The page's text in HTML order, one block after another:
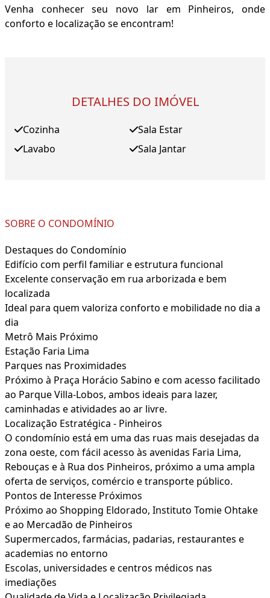
Venha conhecer seu novo lar em Pinheiros, onde
conforto e localização se encontram!
DETALHES DO IMÓVEL
Cozinha
Lavabo
Sala Estar
Sala Jantar
SOBRE O CONDOMÍNIO
Destaques do Condomínio
Edifício com perfil familiar e estrutura funcional
Excelente conservação em rua arborizada e bem
localizada
Ideal para quem valoriza conforto e mobilidade no dia a
dia
Metrô Mais Próximo
Estação Faria Lima
Parques nas Proximidades
Próximo à Praça Horácio Sabino e com acesso facilitado
ao Parque Villa-Lobos, ambos ideais para lazer,
caminhadas e atividades ao ar livre.
Localização Estratégica - Pinheiros
O condomínio está em uma das ruas mais desejadas da
zona oeste, com fácil acesso às avenidas Faria Lima,
Rebouças e à Rua dos Pinheiros, próximo a uma ampla
oferta de serviços, comércio e transporte público.
Pontos de Interesse Próximos
Próximo ao Shopping Eldorado, Instituto Tomie Ohtake
e ao Mercadão de Pinheiros
Supermercados, farmácias, padarias, restaurantes e
academias no entorno
Escolas, universidades e centros médicos nas
imediações